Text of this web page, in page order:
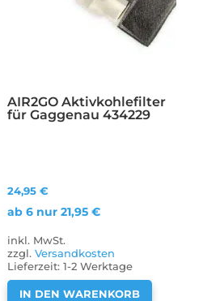
AIR2GO Aktivkohlefilter
für Gaggenau 434229
24,95€
ab 6 nur21,95€
inkl. MwSt.
zzgl.Versandkosten
Lieferzeit:1-2 Werktage
IN DEN WARENKORB